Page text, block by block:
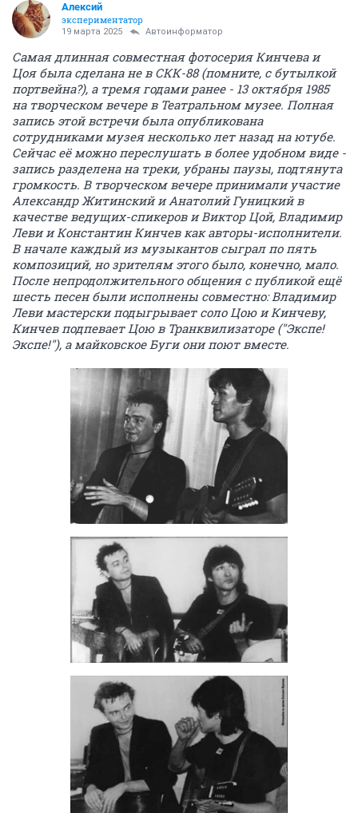
Алексий
экспериментатор
19 марта 2025 Автоинформатор
Самая длинная совместная фотосерия Кинчева и
Цоя была сделана не в СКК-88 (помните, с бутылкой
портвейна?), а тремя годами ранее - 13 октября 1985
на творческом вечере в Театральном музее. Полная
запись этой встречи была опубликована
сотрудниками музея несколько лет назад на ютубе.
Сейчас её можно переслушать в более удобном виде -
запись разделена на треки, убраны паузы, подтянута
громкость. В творческом вечере принимали участие
Александр Житинский и Анатолий Гуницкий в
качестве ведущих-спикеров и Виктор Цой, Владимир
Леви и Константин Кинчев как авторы-исполнители.
В начале каждый из музыкантов сыграл по пять
композиций, но зрителям этого было, конечно, мало.
После непродолжительного общения с публикой ещё
шесть песен были исполнены совместно: Владимир
Леви мастерски подыгрывает соло Цою и Кинчеву,
Кинчев подпевает Цою в Транквилизаторе ("Экспе!
Экспе!"), а майковское Буги они поют вместе.